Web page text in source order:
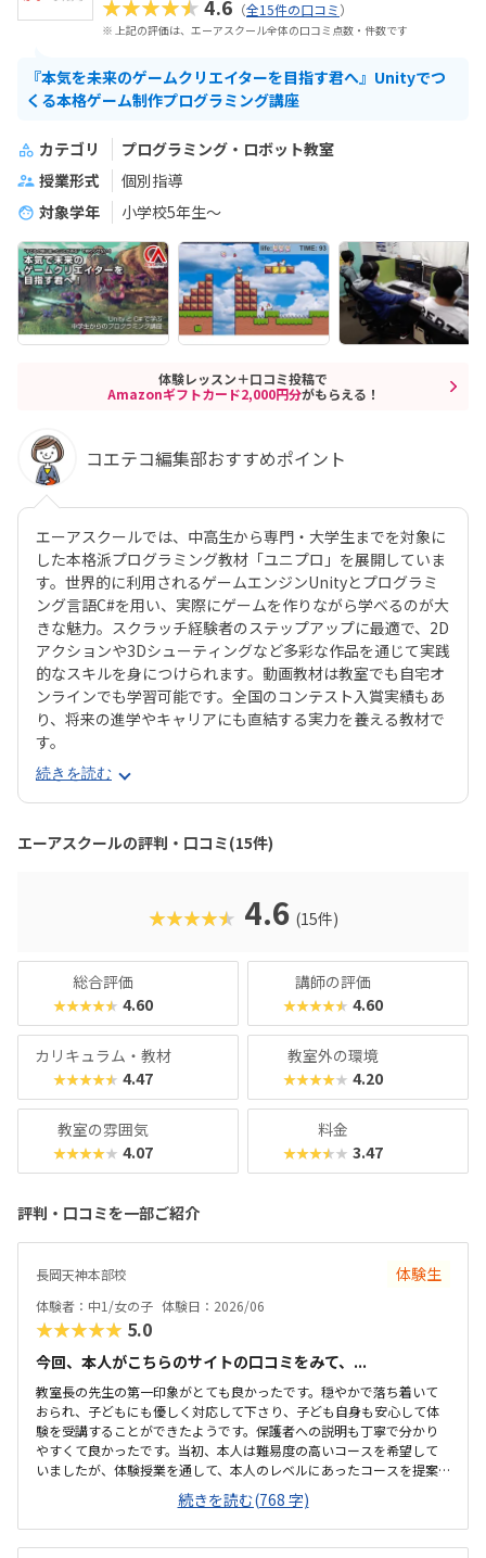
★★★★★4.6 （全15件の口コミ）
※ 上記の評価は、エーアスクール全体の口コミ点数・件数です
『本気を未来のゲームクリエイターを目指す君へ』Unityでつ
くる本格ゲーム制作プログラミング講座
カテゴリ
プログラミング・ロボット教室
授業形式
個別指導
対象学年
小学校5年生～
体験レッスン＋口コミ投稿で
Amazonギフトカード2,000円分がもらえる！
コエテコ編集部おすすめポイント
エーアスクールでは、中高生から専門・大学生までを対象に
した本格派プログラミング教材「ユニプロ」を展開していま
す。世界的に利用されるゲームエンジンUnityとプログラミ
ング言語C#を用い、実際にゲームを作りながら学べるのが大
きな魅力。スクラッチ経験者のステップアップに最適で、2D
アクションや3Dシューティングなど多彩な作品を通じて実践
的なスキルを身につけられます。動画教材は教室でも自宅オ
ンラインでも学習可能です。全国のコンテスト入賞実績もあ
り、将来の進学やキャリアにも直結する実力を養える教材で
す。
続きを読む
エーアスクールの評判・口コミ(15件)
★★★★★ 4.6 (15件)
総合評価
★★★★★ 4.60
講師の評価
★★★★★ 4.60
カリキュラム・教材
★★★★★ 4.47
教室外の環境
★★★★★ 4.20
教室の雰囲気
★★★★★ 4.07
料金
★★★★★ 3.47
評判・口コミを一部ご紹介
長岡天神本部校 体験生
体験者：中1/女の子 体験日：2026/06
★★★★★ 5.0
今回、本人がこちらのサイトの口コミをみて、...
教室長の先生の第一印象がとても良かったです。穏やかで落ち着いて
おられ、子どもにも優しく対応して下さり、子ども自身も安心して体
験を受講することができたようです。保護者への説明も丁寧で分かり
やすくて良かったです。当初、本人は難易度の高いコースを希望して
いましたが、体験授業を通して、本人のレベルにあったコースを提案
して頂けたのが良かったです。自宅から教室まで片道約20㎞と遠いの
で、我が家の場合は車での送迎が必須となりますが、教室前に駐車ス
ペースがあるので、車送迎もしやすく助かります。教室自体は駅から
も近く、利便性の良い場所にあると思います。コンパクトなスペース
続きを読む(768 字)